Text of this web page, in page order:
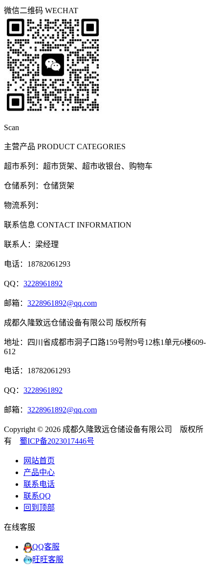
微信二维码 WECHAT
Scan
主营产品 PRODUCT CATEGORIES
超市系列：超市货架、超市收银台、购物车
仓储系列：仓储货架
物流系列：
联系信息 CONTACT INFORMATION
联系人：梁经理
电话：18782061293
QQ： 3228961892
邮箱： 3228961892@qq.com
成都久隆致远仓储设备有限公司 版权所有
地址：四川省成都市洞子口路159号附9号12栋1单元6楼609-
612
电话：18782061293
QQ： 3228961892
邮箱： 3228961892@qq.com
Copyright © 2026 成都久隆致远仓储设备有限公司 版权所
有 蜀ICP备2023017446号
网站首页
产品中心
联系电话
联系QQ
回到顶部
在线客服
QQ客服
旺旺客服